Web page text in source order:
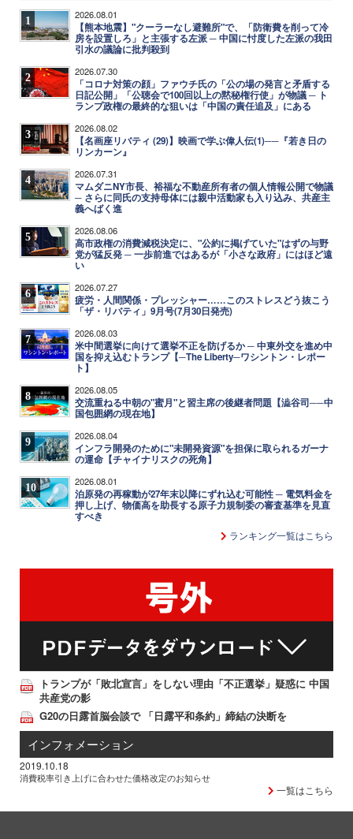
1 2026.08.01
【熊本地震】"クーラーなし避難所"で、「防衛費を削って冷
房を設置しろ」と主張する左派 ─ 中国に忖度した左派の我田
引水の議論に批判殺到
2 2026.07.30
「コロナ対策の顔」ファウチ氏の「公の場の発言と矛盾する
日記公開」「公聴会で100回以上の黙秘権行使」が物議 ─ ト
ランプ政権の最終的な狙いは「中国の責任追及」にある
3 2026.08.02
【名画座リバティ (29)】映画で学ぶ偉人伝(1)──『若き日の
リンカーン』
4 2026.07.31
マムダニNY市長、裕福な不動産所有者の個人情報公開で物議
─ さらに同氏の支持母体には親中活動家も入り込み、共産主
義へばく進
5 2026.08.06
高市政権の消費減税決定に、"公約に掲げていた"はずの与野
党が猛反発 ─ 一歩前進ではあるが「小さな政府」にはほど遠
い
6 2026.07.27
疲労・人間関係・プレッシャー……このストレスどう抜こう
「ザ・リバティ」9月号(7月30日発売)
7 2026.08.03
米中間選挙に向けて選挙不正を防げるか ─ 中東外交を進め中
国を抑え込むトランプ【─The Liberty─ワシントン・レポー
ト】
8 2026.08.05
交流重ねる中朝の"蜜月"と習主席の後継者問題【澁谷司──中
国包囲網の現在地】
9 2026.08.04
インフラ開発のために"未開発資源"を担保に取られるガーナ
の運命【チャイナリスクの死角】
10 2026.08.01
泊原発の再稼動が27年末以降にずれ込む可能性 ─ 電気料金を
押し上げ、物価高を助長する原子力規制委の審査基準を見直
すべき
ランキング一覧はこちら
トランプが「敗北宣言」をしない理由「不正選挙」疑惑に 中国
共産党の影
G20の日露首脳会談で 「日露平和条約」締結の決断を
インフォメーション
2019.10.18
消費税率引き上げに合わせた価格改定のお知らせ
一覧はこちら